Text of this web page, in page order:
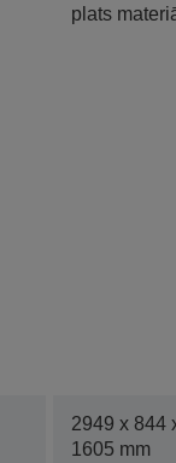
plats
2949 x 844
1605 mm